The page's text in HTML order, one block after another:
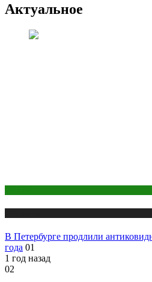
Актуальное
В Петербурге продлили
года 01
1 год назад
02